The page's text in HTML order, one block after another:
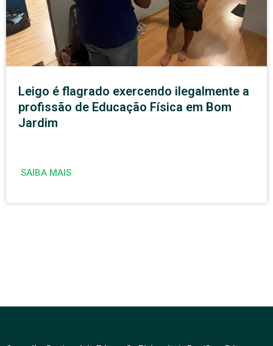
Leigo é flagrado exercendo ilegalmente a
profissão de Educação Física em Bom
Jardim
SAIBA MAIS